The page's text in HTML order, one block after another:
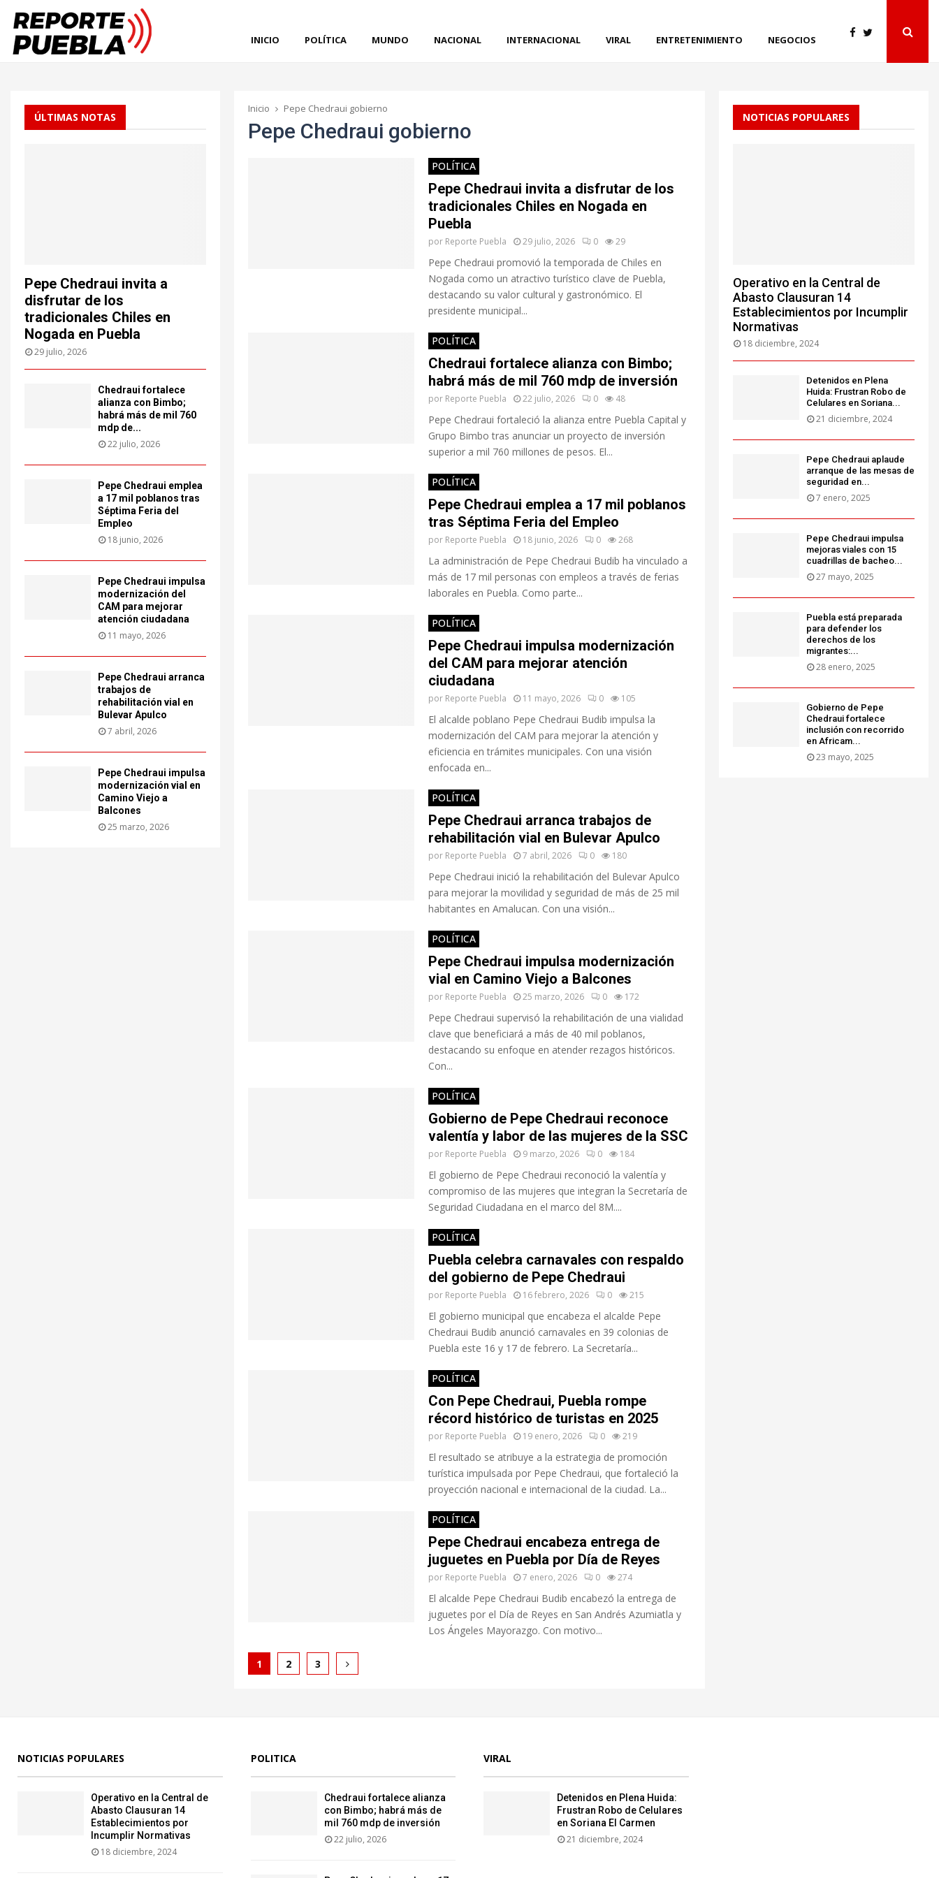
INICIO POLÍTICA MUNDO NACIONAL INTERNACIONAL VIRAL ENTRETENIMIENTO NEGOCIOS
Inicio Pepe Chedraui gobierno
Pepe Chedraui gobierno
POLÍTICA
Pepe Chedraui invita a disfrutar de los
tradicionales Chiles en Nogada en
Puebla
por Reporte Puebla 29 julio, 2026 0 29
Pepe Chedraui promovió la temporada de Chiles en
Nogada como un atractivo turístico clave de Puebla,
destacando su valor cultural y gastronómico. El
presidente municipal...
POLÍTICA
Chedraui fortalece alianza con Bimbo;
habrá más de mil 760 mdp de inversión
por Reporte Puebla 22 julio, 2026 0 48
Pepe Chedraui fortaleció la alianza entre Puebla Capital y
Grupo Bimbo tras anunciar un proyecto de inversión
superior a mil 760 millones de pesos. El...
POLÍTICA
Pepe Chedraui emplea a 17 mil poblanos
tras Séptima Feria del Empleo
por Reporte Puebla 18 junio, 2026 0 268
La administración de Pepe Chedraui Budib ha vinculado a
más de 17 mil personas con empleos a través de ferias
laborales en Puebla. Como parte...
POLÍTICA
Pepe Chedraui impulsa modernización
del CAM para mejorar atención
ciudadana
por Reporte Puebla 11 mayo, 2026 0 105
El alcalde poblano Pepe Chedraui Budib impulsa la
modernización del CAM para mejorar la atención y
eficiencia en trámites municipales. Con una visión
enfocada en...
POLÍTICA
Pepe Chedraui arranca trabajos de
rehabilitación vial en Bulevar Apulco
por Reporte Puebla 7 abril, 2026 0 180
Pepe Chedraui inició la rehabilitación del Bulevar Apulco
para mejorar la movilidad y seguridad de más de 25 mil
habitantes en Amalucan. Con una visión...
POLÍTICA
Pepe Chedraui impulsa modernización
vial en Camino Viejo a Balcones
por Reporte Puebla 25 marzo, 2026 0 172
Pepe Chedraui supervisó la rehabilitación de una vialidad
clave que beneficiará a más de 40 mil poblanos,
destacando su enfoque en atender rezagos históricos.
Con...
POLÍTICA
Gobierno de Pepe Chedraui reconoce
valentía y labor de las mujeres de la SSC
por Reporte Puebla 9 marzo, 2026 0 184
El gobierno de Pepe Chedraui reconoció la valentía y
compromiso de las mujeres que integran la Secretaría de
Seguridad Ciudadana en el marco del 8M....
POLÍTICA
Puebla celebra carnavales con respaldo
del gobierno de Pepe Chedraui
por Reporte Puebla 16 febrero, 2026 0 215
El gobierno municipal que encabeza el alcalde Pepe
Chedraui Budib anunció carnavales en 39 colonias de
Puebla este 16 y 17 de febrero. La Secretaría...
POLÍTICA
Con Pepe Chedraui, Puebla rompe
récord histórico de turistas en 2025
por Reporte Puebla 19 enero, 2026 0 219
El resultado se atribuye a la estrategia de promoción
turística impulsada por Pepe Chedraui, que fortaleció la
proyección nacional e internacional de la ciudad. La...
POLÍTICA
Pepe Chedraui encabeza entrega de
juguetes en Puebla por Día de Reyes
por Reporte Puebla 7 enero, 2026 0 274
El alcalde Pepe Chedraui Budib encabezó la entrega de
juguetes por el Día de Reyes en San Andrés Azumiatla y
Los Ángeles Mayorazgo. Con motivo...
Paginación
1 2 3
ÚLTIMAS NOTAS
Pepe Chedraui invita a
disfrutar de los
tradicionales Chiles en
Nogada en Puebla
29 julio, 2026
Chedraui fortalece
alianza con Bimbo;
habrá más de mil 760
mdp de...
22 julio, 2026
Pepe Chedraui emplea
a 17 mil poblanos tras
Séptima Feria del
Empleo
18 junio, 2026
Pepe Chedraui impulsa
modernización del
CAM para mejorar
atención ciudadana
11 mayo, 2026
Pepe Chedraui arranca
trabajos de
rehabilitación vial en
Bulevar Apulco
7 abril, 2026
Pepe Chedraui impulsa
modernización vial en
Camino Viejo a
Balcones
25 marzo, 2026
NOTICIAS POPULARES
Operativo en la Central de
Abasto Clausuran 14
Establecimientos por Incumplir
Normativas
18 diciembre, 2024
Detenidos en Plena
Huida: Frustran Robo de
Celulares en Soriana...
21 diciembre, 2024
Pepe Chedraui aplaude
arranque de las mesas de
seguridad en...
7 enero, 2025
Pepe Chedraui impulsa
mejoras viales con 15
cuadrillas de bacheo...
27 mayo, 2025
Puebla está preparada
para defender los
derechos de los
migrantes:...
28 enero, 2025
Gobierno de Pepe
Chedraui fortalece
inclusión con recorrido
en Africam...
23 mayo, 2025
NOTICIAS POPULARES
Operativo en la Central de
Abasto Clausuran 14
Establecimientos por
Incumplir Normativas
18 diciembre, 2024
POLITICA
Chedraui fortalece alianza
con Bimbo; habrá más de
mil 760 mdp de inversión
22 julio, 2026
VIRAL
Detenidos en Plena Huida:
Frustran Robo de Celulares
en Soriana El Carmen
21 diciembre, 2024